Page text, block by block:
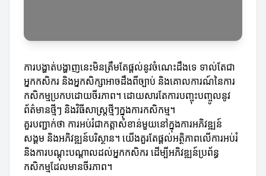
ការបង្ហាត់បង្ហាញនេះមិនត្រឹមតែផ្តល់នូវចំណេះដឹងទេ ទាល់តែជា
អ្នកកសិករ និងអ្នកសិក្សាអាចដឹងពីច្បាប់ និងគោលការណ៍នៃការ
កសិកម្មប្រកបដោយចីរភាព។ ដោយសារតែការបញ្ចុះបញ្ចូលនូវ
ព័ត៌មានថ្មីៗ និងវិធីសាស្ត្រថ្មីៗក្នុងការកសិកម្ម។
គួរបញ្ជាក់ថា ការអប់រំជាកត្តាសំខាន់មួយនៅក្នុងការអភិវឌ្ឍន៍
សង្គម និងអភិវឌ្ឍន៍បរិស្ថាន។ យើងគួរតែផ្តល់អត្ថិភាពលើការអប់រំ
និងការបណ្តុះបណ្តាលដល់អ្នកកសិករ ដើម្បីអភិវឌ្ឍន៍ប្រព័ន្ធ
កសិកម្មដែលមានចីរភាព។